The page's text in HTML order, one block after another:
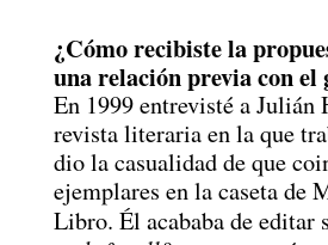
¿Cómo recibiste la
una relación previa con el
En 1999 entrevisté a Julián
revista literaria en la que
dio la casualidad de que
ejemplares en la caseta de
Libro. Él acababa de editar